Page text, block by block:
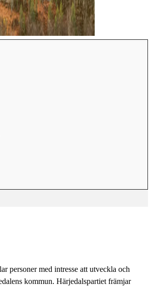
personer med intresse att utveckla och
kommun. Härjedalspartiet främjar